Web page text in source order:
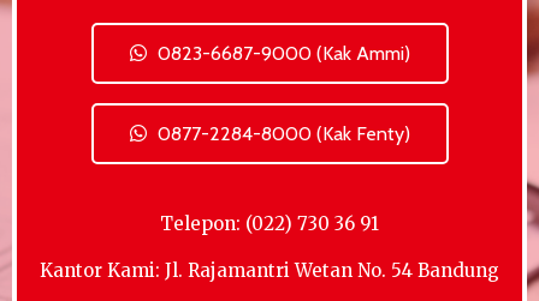
0823-6687-9000 (Kak Ammi)
0877-2284-8000 (Kak Fenty)
Telepon: (022) 730 36 91
Kantor Kami: Jl. Rajamantri Wetan No. 54 Bandung